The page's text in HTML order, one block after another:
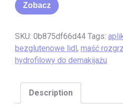
Zobacz
SKU: 0b875df66d44 Tags:
bezglutenowe lidl, maść
hydrofilowy do demakijażu
Description